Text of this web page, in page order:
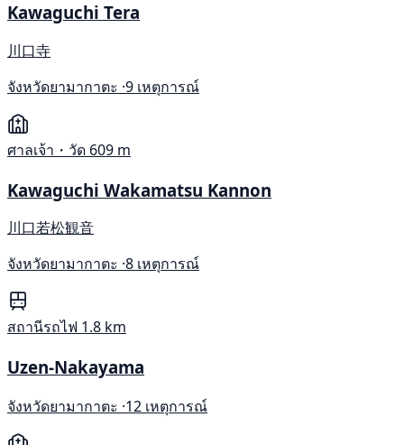
Kawaguchi Tera
川口寺
จังหวัดยามากาตะ ·9 เหตุการณ์
ศาลเจ้า・วัด 609 m
Kawaguchi Wakamatsu Kannon
川口若松観音
จังหวัดยามากาตะ ·8 เหตุการณ์
สถานีรถไฟ 1.8 km
Uzen-Nakayama
จังหวัดยามากาตะ ·12 เหตุการณ์